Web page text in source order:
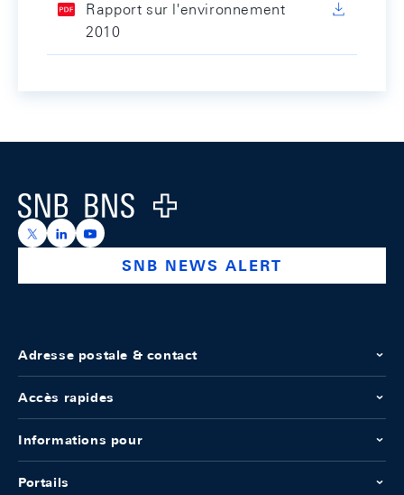
Rapport sur l'environnement
2010
Logo
https://x.com/snb_bns
https://ch.linkedin.com/company/swiss-national-
https://www.youtube.com/@swissnationalbank
SNB NEWS ALERT
Adresse postale & contact
Accès rapides
Informations pour
Portails